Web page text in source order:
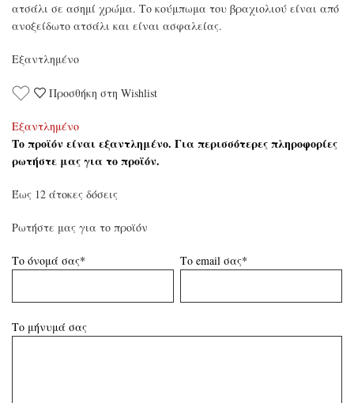
ατσάλι σε ασημί χρώμα. Το κούμπωμα του βραχιολιού είναι από
ανοξείδωτο ατσάλι και είναι ασφαλείας.
Εξαντλημένο
Προσθήκη στη Wishlist
Εξαντλημένο
Το προϊόν είναι εξαντλημένο. Για περισσότερες πληροφορίες
ρωτήστε μας για το προϊόν.
Έως 12 άτοκες δόσεις
Ρωτήστε μας για το προϊόν
Το όνομά σας* Το email σας*
Το μήνυμά σας